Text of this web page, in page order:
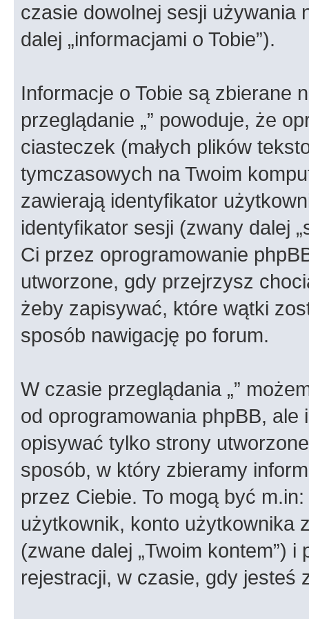
czasie dowolnej sesji używania
dalej „informacjami o Tobie”).
Informacje o Tobie są zbierane
przeglądanie „” powoduje, że
ciasteczek (małych plików
tymczasowych na Twoim
zawierają identyfikator
identyfikator sesji (zwany dalej
Ci przez oprogramowanie
utworzone, gdy przejrzysz
żeby zapisywać, które wątki
sposób nawigację po forum.
W czasie przeglądania „”
od oprogramowania phpBB,
opisywać tylko strony
sposób, w który zbieramy
przez Ciebie. To mogą być
użytkownik, konto użytkownika
(zwane dalej „Twoim kontem”)
rejestracji, w czasie, gdy jesteś